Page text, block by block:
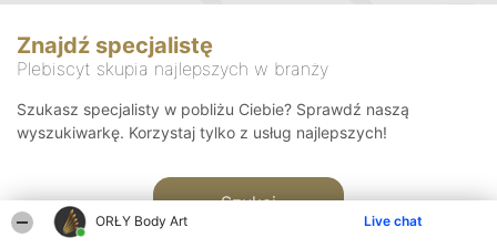
ORŁY Body Art Live chat
Znajdź specjalistę
Plebiscyt skupia najlepszych w branży
Szukasz specjalisty w pobliżu Ciebie? Sprawdź naszą
wyszukiwarkę. Korzystaj tylko z usług najlepszych!
Szukaj